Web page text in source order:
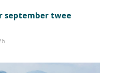
september twee